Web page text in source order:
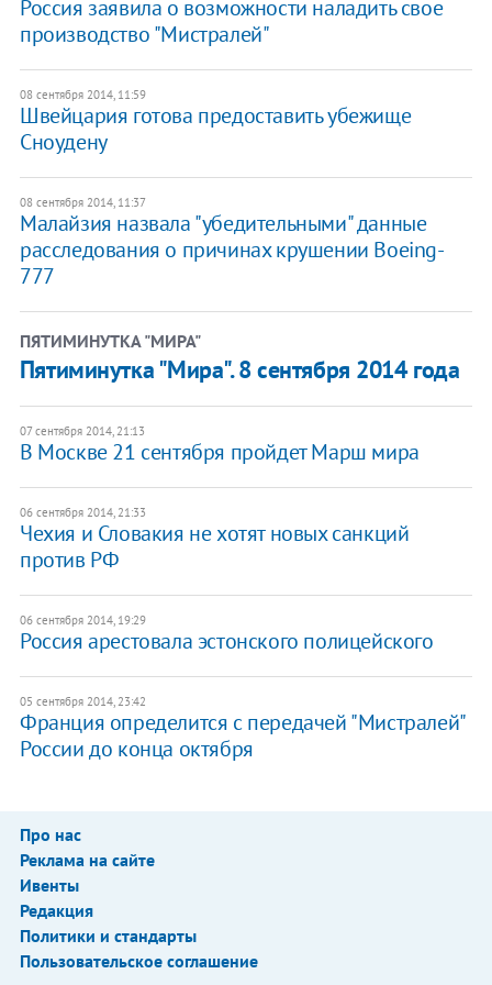
Россия заявила о возможности наладить свое
производство "Мистралей"
08 сентября 2014, 11:59
Швейцария готова предоставить убежище
Сноудену
08 сентября 2014, 11:37
Малайзия назвала "убедительными" данные
расследования о причинах крушении Boeing-
777
ПЯТИМИНУТКА "МИРА"
Пятиминутка "Мира". 8 сентября 2014 года
07 сентября 2014, 21:13
В Москве 21 сентября пройдет Марш мира
06 сентября 2014, 21:33
Чехия и Словакия не хотят новых санкций
против РФ
06 сентября 2014, 19:29
Россия арестовала эстонского полицейского
05 сентября 2014, 23:42
Франция определится с передачей "Мистралей"
России до конца октября
Про нас
Реклама на сайте
Ивенты
Редакция
Политики и стандарты
Пользовательское соглашение